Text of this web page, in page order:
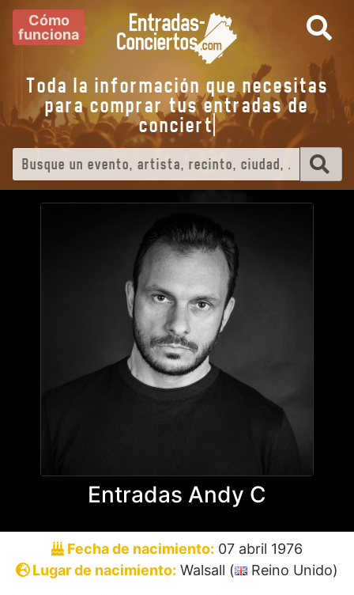
Cómo
funciona
Toda la información que necesitas
para comprar tus entradas deconcie
Entradas Andy C
Fecha de nacimiento: 07 abril 1976
Lugar de nacimiento: Walsall ( Reino Unido)